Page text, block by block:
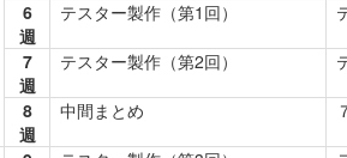
6
週
テスター製作（第1回）
7
週
テスター製作（第2回）
8
週
中間まとめ